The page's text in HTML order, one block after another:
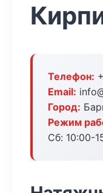
Телефон:
Email:
Город:
Режим
Сб: 10:00-